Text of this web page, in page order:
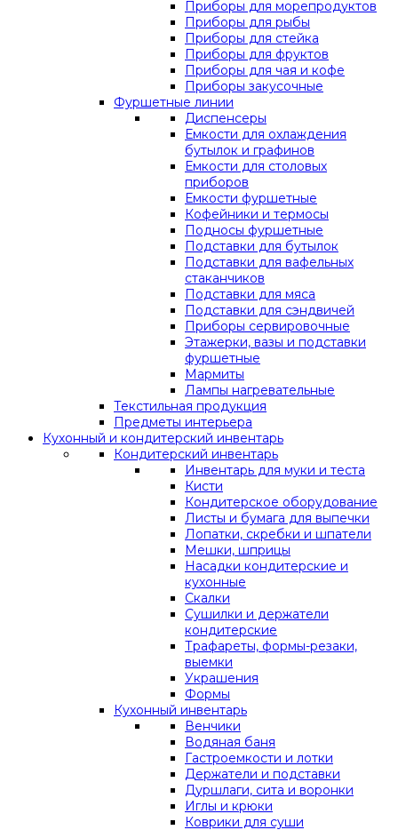
Приборы для морепродуктов
Приборы для рыбы
Приборы для стейка
Приборы для фруктов
Приборы для чая и кофе
Приборы закусочные
Фуршетные линии
Диспенсеры
Емкости для охлаждения
бутылок и графинов
Емкости для столовых
приборов
Емкости фуршетные
Кофейники и термосы
Подносы фуршетные
Подставки для бутылок
Подставки для вафельных
стаканчиков
Подставки для мяса
Подставки для сэндвичей
Приборы сервировочные
Этажерки, вазы и подставки
фуршетные
Мармиты
Лампы нагревательные
Текстильная продукция
Предметы интерьера
Кухонный и кондитерский инвентарь
Кондитерский инвентарь
Инвентарь для муки и теста
Кисти
Кондитерское оборудование
Листы и бумага для выпечки
Лопатки, скребки и шпатели
Мешки, шприцы
Насадки кондитерские и
кухонные
Скалки
Сушилки и держатели
кондитерские
Трафареты, формы-резаки,
выемки
Украшения
Формы
Кухонный инвентарь
Венчики
Водяная баня
Гастроемкости и лотки
Держатели и подставки
Дуршлаги, сита и воронки
Иглы и крюки
Коврики для суши